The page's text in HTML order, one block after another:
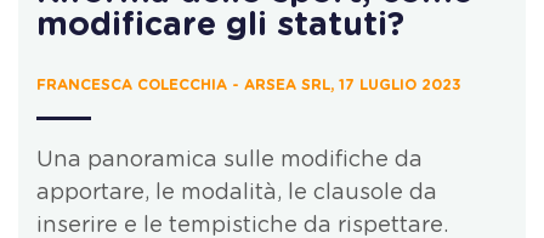
modificare gli statuti?
FRANCESCA COLECCHIA - ARSEA SRL, 17 LUGLIO 2023
Una panoramica sulle modifiche da
apportare, le modalità, le clausole da
inserire e le tempistiche da rispettare.